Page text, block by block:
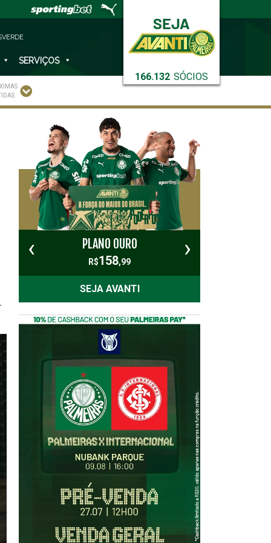
166.132 SÓCIOS
SERVIÇOS
PLANO OURO
R$158,99
‹ ›
SEJA AVANTI